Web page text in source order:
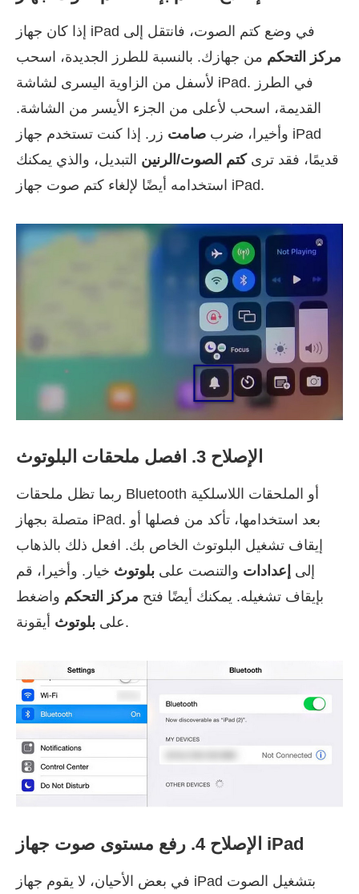
إذا كان جهاز iPad في وضع كتم الصوت، فانتقل إلى
مركز التحكم من جهازك. بالنسبة للطرز الجديدة، اسحب
لأسفل من الزاوية اليسرى لشاشة iPad. في الطرز
القديمة، اسحب لأعلى من الجزء الأيسر من الشاشة.
وأخيرا، ضرب صامت زر. إذا كنت تستخدم جهاز iPad
قديمًا، فقد ترىكتم الصوت/الرنين التبديل، والذي يمكنك
استخدامه أيضًا لإلغاء كتم صوت جهاز iPad.
الإصلاح 3. افصل ملحقات البلوتوث
ربما تظل ملحقات Bluetooth أو الملحقات اللاسلكية
متصلة بجهاز iPad. بعد استخدامها، تأكد من فصلها أو
إيقاف تشغيل البلوتوث الخاص بك. افعل ذلك بالذهاب
إلى إعدادات والتنصت على بلوتوث خيار. وأخيرا، قم
بإيقاف تشغيله. يمكنك أيضًا فتح مركز التحكم واضغط
على بلوتوث أيقونة.
الإصلاح 4. رفع مستوى صوت جهاز iPad
في بعض الأحيان، لا يقوم جهاز iPad بتشغيل الصوت